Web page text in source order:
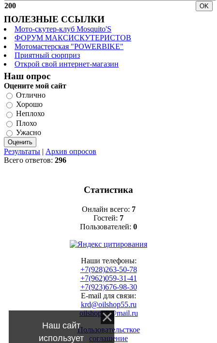
200
ПОЛЕЗНЫЕ ССЫЛКИ
Мото-скутер-клуб Mosquito'S
ФОРУМ МАКСИСКУТЕРИСТОВ
Мотомастерская "POWERBIKE"
Приятный сюрприз
Открой свой интернет-магазин
Наш опрос
Оцените мой сайт
Отлично
Хорошо
Неплохо
Плохо
Ужасно
Результаты | Архив опросов
Всего ответов: 296
Статистика
Онлайн всего: 7
Гостей: 7
Пользователей: 0
Наши телефоны:
+7(928)263-50-78
+7(962)059-31-41
+7(923)676-98-30
E-mail для связи:
krd@oilshop55.ru
oilshop55@mail.ru
Пользовательсткое
соглашение
Наш сайт
использует